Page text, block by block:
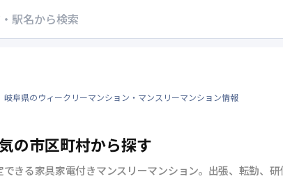
岐阜県のウィークリーマンション・マンスリーマンション情報
の市区町村から探す
きる家具家電付きマンスリーマンション。出張、転勤、